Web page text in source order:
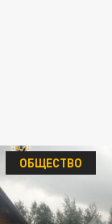
ОБЩЕСТВО